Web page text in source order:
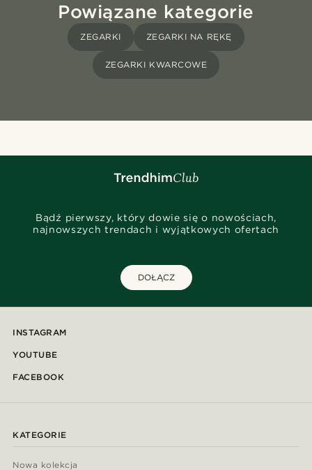
Powiązane kategorie
ZEGARKI ZEGARKI NA RĘKĘ
ZEGARKI KWARCOWE
Bądź pierwszy, który dowie się o nowościach,
najnowszych trendach i wyjątkowych ofertach
DOŁĄCZ
INSTAGRAM
YOUTUBE
FACEBOOK
KATEGORIE
Nowa kolekcja